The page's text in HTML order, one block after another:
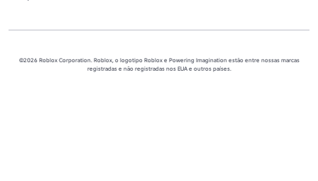
©2026 Roblox Corporation. Roblox, o logotipo Roblox e Powering Imagination estão entre nossas marcas
registradas e não registradas nos EUA e outros países.